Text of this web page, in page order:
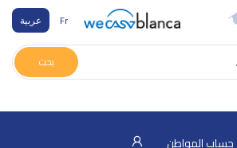
Fr عربية
بحث
حساب المواطن